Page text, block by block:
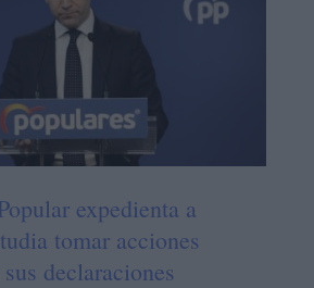
expedienta a
tomar acciones
declaraciones